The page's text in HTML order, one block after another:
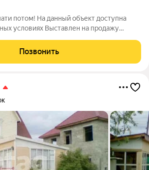
потом! На данный объект доступна
условиях Выставлен на продажу
6,1 соток. Дом расположен
города, в
Позвонить